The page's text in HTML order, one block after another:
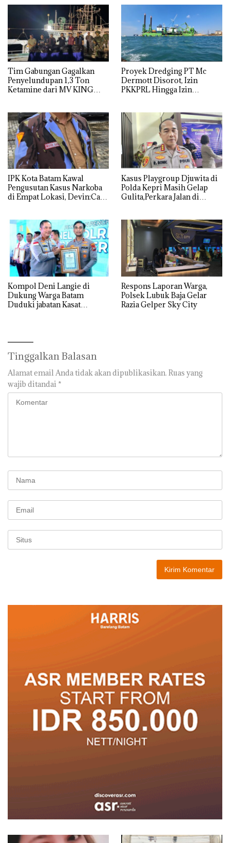
Tim Gabungan Gagalkan
Penyelundupan 1,3 Ton
Ketamine dari MV KING
Proyek Dredging PT Mc
Dermott Disorot, Izin
PKKPRL Hingga Izin
IPK Kota Batam Kawal
Pengusutan Kasus Narkoba
di Empat Lokasi, Devin:Cari
Kasus Playgroup Djuwita di
Polda Kepri Masih Gelap
Gulita,Perkara Jalan di
Kompol Deni Langie di
Dukung Warga Batam
Duduki jabatan Kasat
Respons Laporan Warga,
Polsek Lubuk Baja Gelar
Razia Gelper Sky City
Tinggalkan Balasan
Alamat email Anda tidak akan dipublikasikan. Ruas yang
wajib ditandai *